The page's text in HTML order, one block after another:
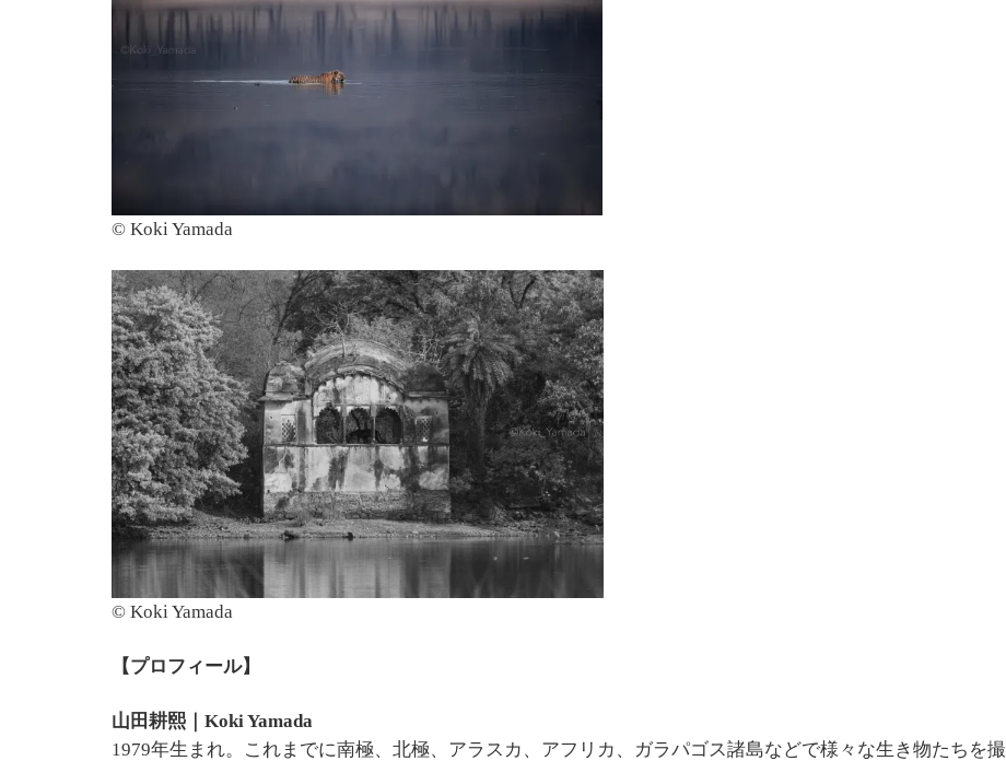
© Koki Yamada
© Koki Yamada
【プロフィール】
山田耕熙｜Koki Yamada
1979年生まれ。これまでに南極、北極、アラスカ、アフリカ、ガラパゴス諸島などで様々な生き物たちを撮